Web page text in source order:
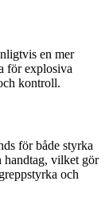
en mer
för explosiva
kontroll.
för både styrka
handtag, vilket gör
och